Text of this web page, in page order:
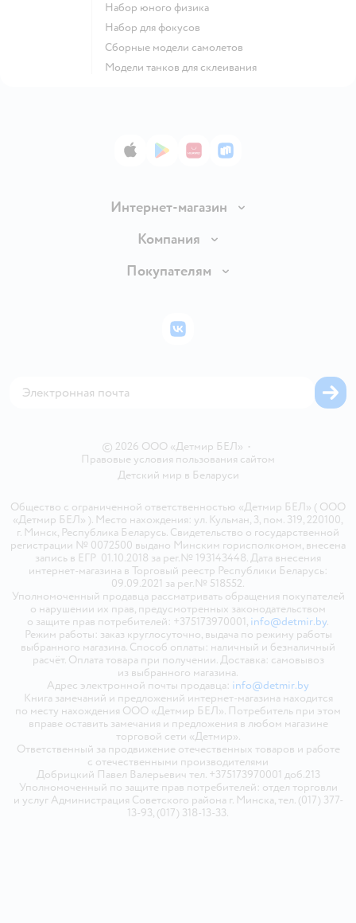
Набор юного физика
Набор для фокусов
Сборные модели самолетов
Модели танков для склеивания
App StoreGoogle Play
AppGallery
RuStore
Интернет-магазин
Доставка и оплата
Правила продажи
Политика использования файлов cookie
Компания
Вакансии
Покупателям
Бонусные карты
© 2026 ООО «Детмир БЕЛ» •
Правовые условия пользования сайтом
Детский мир в Беларуси
Общество с ограниченной ответственностью «Детмир БЕЛ» ( ООО
«Детмир БЕЛ» ). Место нахождения: ул. Кульман, 3, пом. 319, 220100,
г. Минск, Республика Беларусь. Свидетельство о государственной
регистрации № 0072500 выдано Минским горисполкомом, внесена
запись в ЕГР 01.10.2018 за рег.№ 193143448. Дата внесения
интернет-магазина в Торговый реестр Республики Беларусь:
09.09.2021 за рег.№ 518552.
Уполномоченный продавца рассматривать обращения покупателей
о нарушении их прав, предусмотренных законодательством
о защите прав потребителей: +375173970001, info@detmir.by.
Режим работы: заказ круглосуточно, выдача по режиму работы
выбранного магазина. Способ оплаты: наличный и безналичный
расчёт. Оплата товара при получении. Доставка: самовывоз
из выбранного магазина.
Адрес электронной почты продавца: info@detmir.by
Книга замечаний и предложений интернет-магазина находится
по месту нахождения ООО «Детмир БЕЛ». Потребитель при этом
вправе оставить замечания и предложения в любом магазине
торговой сети «Детмир».
Ответственный за продвижение отечественных товаров и работе
с отечественными производителями
Добрицкий Павел Валерьевич тел. +375173970001 доб.213
Уполномоченный по защите прав потребителей: отдел торговли
и услуг Администрация Советского района г. Минска, тел. (017) 377-
13-93, (017) 318-13-33.
ВКонтакте